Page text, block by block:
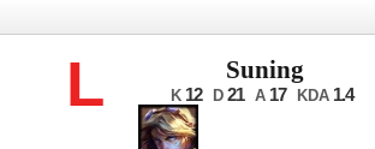
L Suning
K 12 D 21 A 17 KDA 1.4